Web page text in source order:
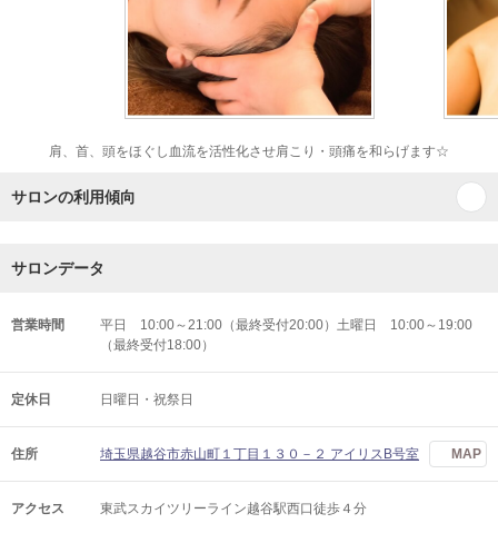
肩、首、頭をほぐし血流を活性化させ肩こり・頭痛を和らげます☆
サロンの利用傾向
サロンデータ
営業時間
平日 10:00～21:00（最終受付20:00）土曜日 10:00～19:00
（最終受付18:00）
定休日 日曜日・祝祭日
住所 埼玉県越谷市赤山町１丁目１３０－２ アイリスB号室 MAP
アクセス 東武スカイツリーライン越谷駅西口徒歩４分